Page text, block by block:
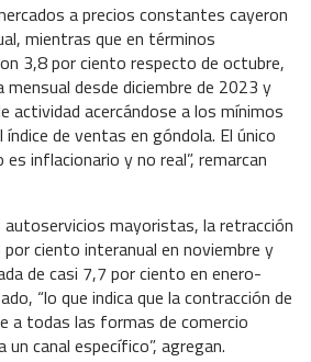
a precios constantes cayeron
mientras que en términos
3,8 por ciento respecto de octubre,
mensual desde diciembre de 2023 y
actividad acercándose a los mínimos
de ventas en góndola. El único
inflacionario y no real”, remarcan
mayoristas, la retracción
ciento interanual en noviembre y
de casi 7,7 por ciento en enero-
“lo que indica que la contracción de
a todas las formas de comercio
canal específico”, agregan.